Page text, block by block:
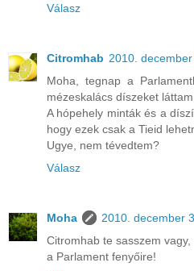
Válasz
Citromhab 2010.
Moha, tegnap a
mézeskalács díszeket
A hópehely minták és a
hogy ezek csak a Tieid
Ugye, nem tévedtem?
Válasz
Moha
2010. december
Citromhab te sasszem
a Parlament fenyőire!